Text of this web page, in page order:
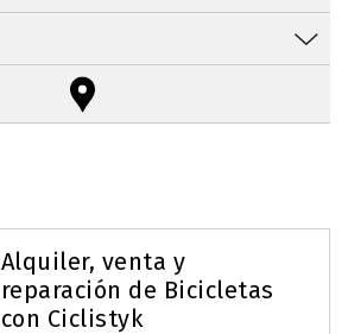
Alquiler, venta y
reparación de Bicicletas
con Ciclistyk